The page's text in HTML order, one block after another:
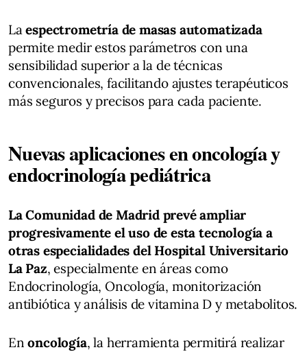
Laespectrometría de masas automatizada
permite medir estos parámetros con una
sensibilidad superior a la de técnicas
convencionales, facilitando ajustes terapéuticos
más seguros y precisos para cada paciente.
Nuevas aplicaciones en oncología y
endocrinología pediátrica
La Comunidad de Madrid prevé ampliar
progresivamente el uso de esta tecnología a
otras especialidades del Hospital Universitario
La Paz, especialmente en áreas como
Endocrinología, Oncología, monitorización
antibiótica y análisis de vitamina D y metabolitos.
Enoncología, la herramienta permitirá realizar